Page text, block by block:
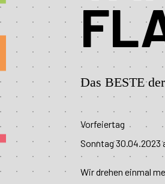
Das BESTE
Vorfeiertag
Sonntag 30.04.2023
Wir drehen einmal